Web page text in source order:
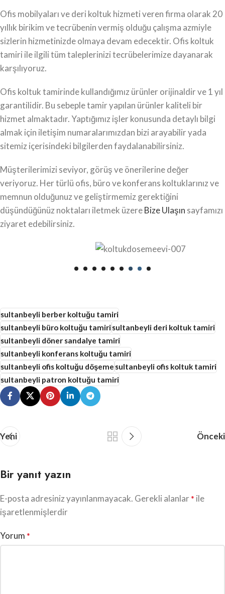
Ofis mobilyaları ve deri koltuk hizmeti veren firma olarak 20
yıllık birikim ve tecrübenin vermiş olduğu çalışma azmiyle
sizlerin hizmetinizde olmaya devam edecektir. Ofis koltuk
tamiri ile ilgili tüm taleplerinizi tecrübelerimize dayanarak
karşılıyoruz.
Ofis koltuk tamirinde kullandığımız ürünler orijinaldir ve 1 yıl
garantilidir. Bu sebeple tamir yapılan ürünler kaliteli bir
hizmet almaktadır. Yaptığımız işler konusunda detaylı bilgi
almak için iletişim numaralarımızdan bizi arayabilir yada
sitemiz içerisindeki bilgilerden faydalanabilirsiniz.
Müşterilerimizi seviyor, görüş ve önerilerine değer
veriyoruz. Her türlü ofis, büro ve konferans koltuklarınız ve
memnun olduğunuz ve geliştirmemiz gerektiğini
düşündüğünüz noktaları iletmek üzereBize Ulaşın sayfamızı
ziyaret edebilirsiniz.
sultanbeyli berber koltuğu tamiri
sultanbeyli büro koltuğu tamirisultanbeyli deri koltuk tamiri
sultanbeyli döner sandalye tamiri
sultanbeyli konferans koltuğu tamiri
sultanbeyli ofis koltuğu döşemesultanbeyli ofis koltuk tamiri
sultanbeyli patron koltuğu tamiri
Yeni Önceki
Bir yanıt yazın
E-posta adresiniz yayınlanmayacak. Gerekli alanlar* ile
işaretlenmişlerdir
Yorum *